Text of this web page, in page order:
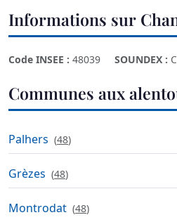
Informations sur
Code INSEE : 48039 SOUNDEX :
Communes aux
Palhers (48)
Grèzes (48)
Montrodat (48)